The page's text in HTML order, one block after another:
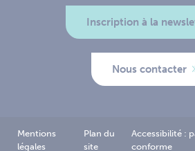
Inscription à la
Nous contacter
Mentions
légales
Plan du
site
Accessibilité :
conforme